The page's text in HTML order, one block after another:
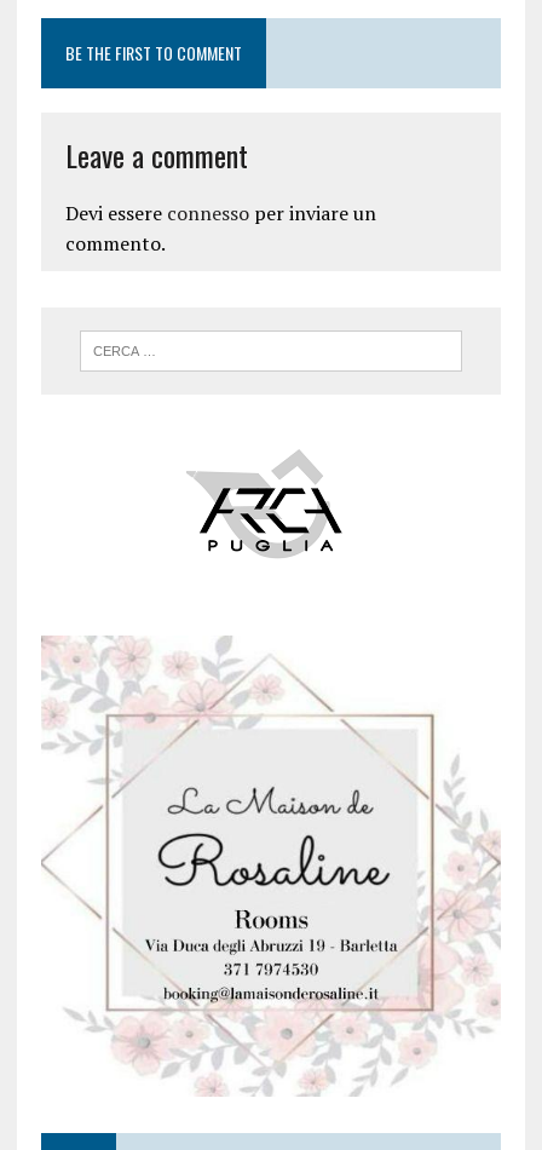
BE THE FIRST TO COMMENT
Leave a comment
Devi essere connessoper inviare un
commento.